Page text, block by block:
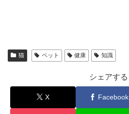
猫 ペット 健康 知識
シェアする
X Facebook